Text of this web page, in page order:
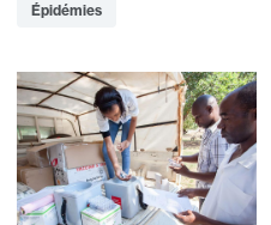
Épidémies